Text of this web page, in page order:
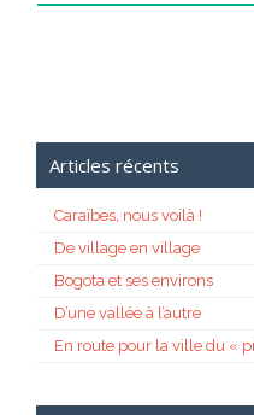
Articles récents
Caraïbes, nous voilà !
De village en village
Bogota et ses environs
D’une vallée à l’autre
En route pour la ville du «